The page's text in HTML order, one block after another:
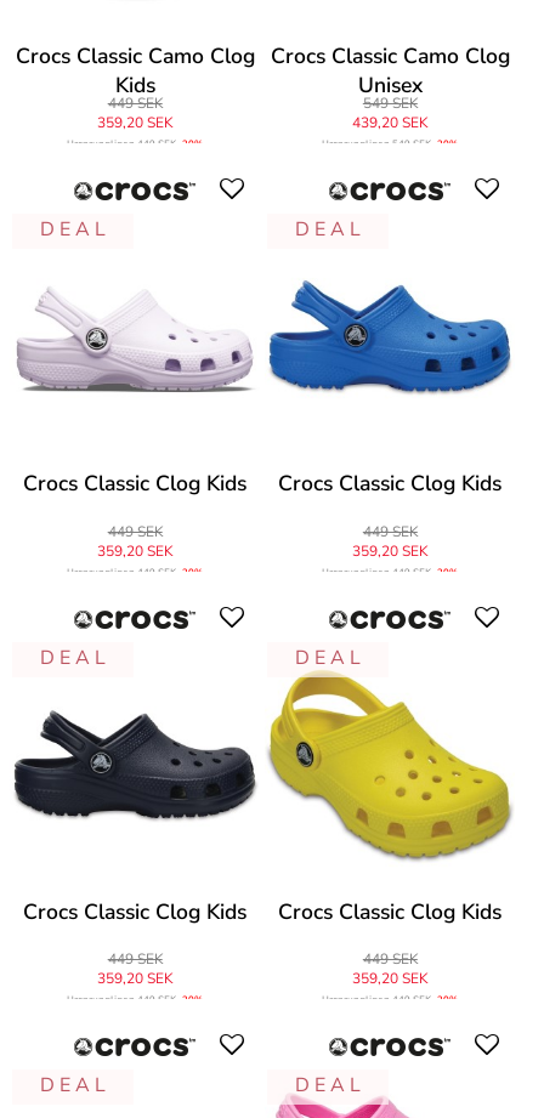
Crocs Classic Camo Clog
Kids
449 SEK
359,20 SEK
Ursprungligen 449 SEK -20%
Crocs Classic Camo Clog
Unisex
549 SEK
439,20 SEK
Ursprungligen549 SEK -20%
D E A L
Crocs Classic Clog Kids
449 SEK
359,20 SEK
Ursprungligen 449 SEK -20%
D E A L
Crocs Classic Clog Kids
449 SEK
359,20 SEK
Ursprungligen 449 SEK -20%
D E A L
Crocs Classic Clog Kids
449 SEK
359,20 SEK
Ursprungligen 449 SEK -20%
D E A L
Crocs Classic Clog Kids
449 SEK
359,20 SEK
Ursprungligen 449 SEK -20%
D E A L D E A L